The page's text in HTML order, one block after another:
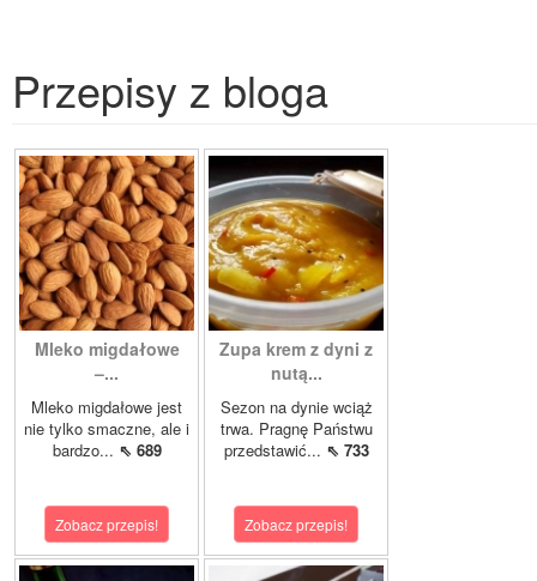
Przepisy z bloga
Mleko migdałowe
–...
Mleko migdałowe jest
nie tylko smaczne, ale i
bardzo... ⇖ 689
Zobacz przepis!
Zupa krem z dyni z
nutą...
Sezon na dynie wciąż
trwa. Pragnę Państwu
przedstawić... ⇖ 733
Zobacz przepis!